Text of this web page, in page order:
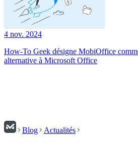
4 nov. 2024
How-To Geek désigne MobiOffice
alternative à Microsoft Office
Blog
Actualités